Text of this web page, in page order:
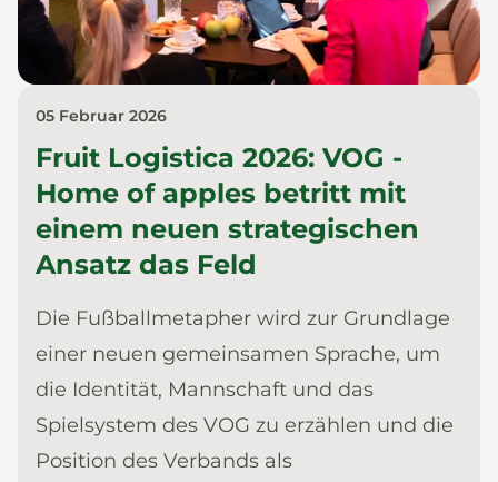
05 Februar 2026
Fruit Logistica 2026: VOG -
Home of apples betritt mit
einem neuen strategischen
Ansatz das Feld
Die Fußballmetapher wird zur Grundlage
einer neuen gemeinsamen Sprache, um
die Identität, Mannschaft und das
Spielsystem des VOG zu erzählen und die
Position des Verbands als